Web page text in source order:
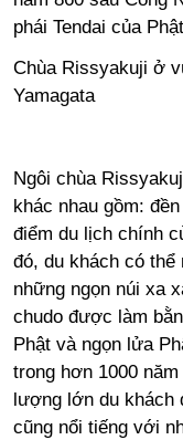
phái Tendai của
Chùa Rissyakuji ở
Yamagata
Ngôi chùa
khác nhau gồm:
điểm du lịch chính
đó, du khách có
những ngọn núi xa
chudo được làm
Phật và ngọn lửa
trong hơn 1000
lượng lớn du khách
cũng nổi tiếng với